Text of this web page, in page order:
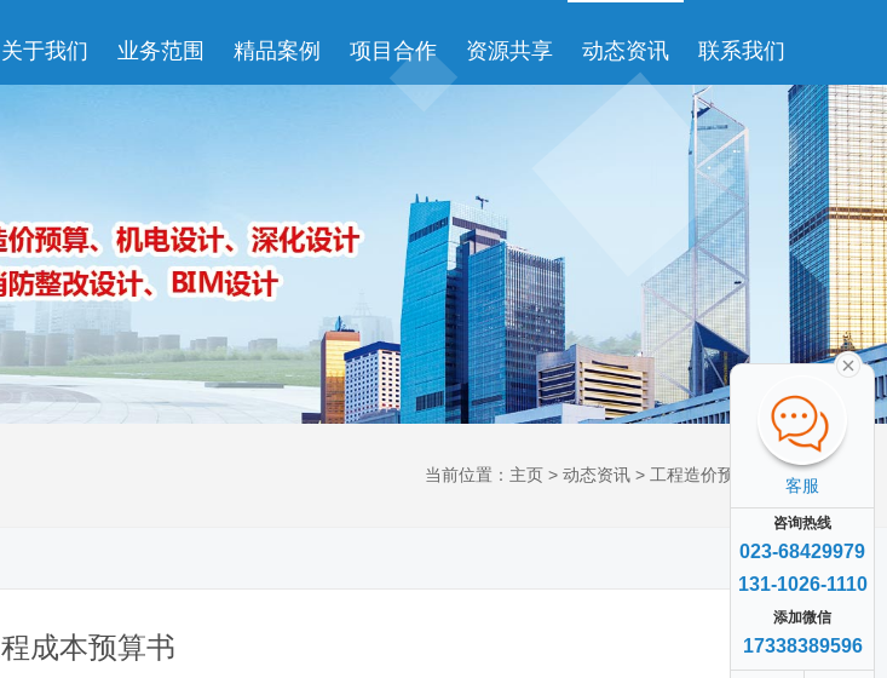
关于我们 业务范围 精品案例 项目合作 资源共享 动态资讯 联系我们
客服
咨询热线
023-68429979
131-1026-1110
添加微信
17338389596
当前位置： 主页 > 动态资讯 > 工程造价预算资讯 >
成本预算书